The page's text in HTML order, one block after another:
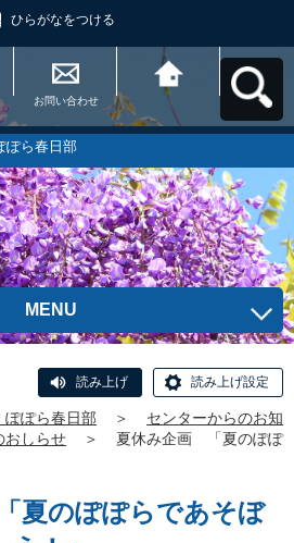
ひらがなをつける
お問い合わせ
春日部市市民活動セ
ンター ぽぽら春日部
へ戻る
ぽら春日部
MENU
読み上げ 読み上げ設定
ぽぽら春日部 ＞
センターからのお知
おしらせ ＞
夏休み企画 「夏のぽぽ
夏のぽぽらであそぼ